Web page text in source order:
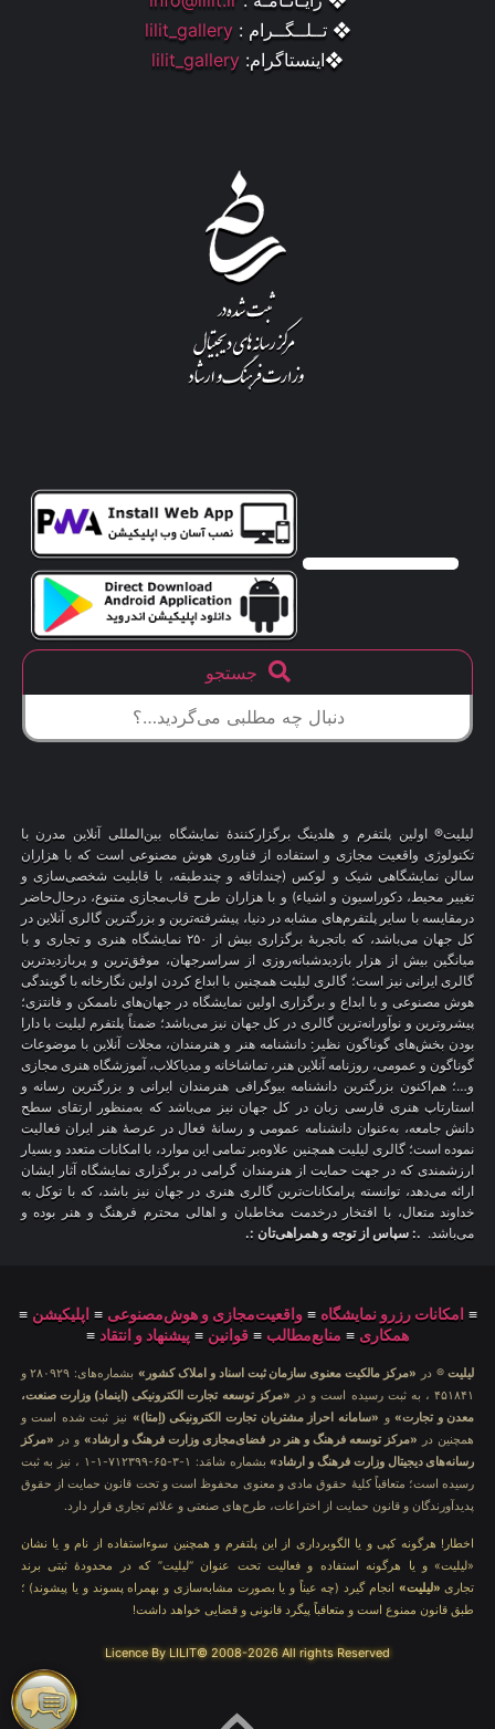
❖ تــلــگــرام : lilit_gallery
❖اینستاگرام: lilit_gallery
جستجو
لیلیت® اولین پلتفرم و هلدینگ برگزارکنندهٔ نمایشگاه بین‌المللی آنلاین مدرن با
تکنولوژی واقعیت مجازی و استفاده از فناوری هوش مصنوعی است که با هزاران
سالن نمایشگاهی شیک و لوکس (چنداتاقه و چندطبقه، با قابلیت شخصی‌سازی و
تغییر محیط، دکوراسیون و اشیاء) و با هزاران طرح قاب‌مجازی متنوع، درحال‌حاضر
درمقایسه با سایر پلتفرم‌های مشابه در دنیا، پیشرفته‌ترین و بزرگترین گالری آنلاین در
کل جهان می‌باشد، که باتجربهٔ برگزاری بیش از ۲۵۰ نمایشگاه هنری و تجاری و با
میانگین بیش از هزار بازدیدشبانه‌روزی از سراسرجهان، موفق‌ترین و پربازدیدترین
گالری ایرانی نیز است؛ گالری لیلیت همچنین با ابداع کردن اولین نگارخانه با گویندگی
هوش مصنوعی و با ابداع و برگزاری اولین نمایشگاه در جهان‌های ناممکن و فانتزی؛
پیشروترین و نوآورانه‌ترین گالری در کل جهان نیز می‌باشد؛ ضمناً پلتفرم لیلیت با دارا
بودن بخش‌های گوناگون نظیر: دانشنامه هنر و هنرمندان، مجلات آنلاین با موضوعات
گوناگون و عمومی، روزنامه آنلاین هنر، تماشاخانه و مدیاکلاب، آموزشگاه هنری مجازی
و…؛ هم‌اکنون بزرگترین دانشنامه بیوگرافی هنرمندان ایرانی و بزرگترین رسانه و
استارتاپ هنری فارسی زبان در کل جهان نیز می‌باشد که به‌منظور ارتقای سطح
دانش جامعه، به‌عنوان دانشنامه عمومی و رسانهٔ فعال در عرصهٔ هنر ایران فعالیت
نموده است؛ گالری لیلیت همچنین علاوه‌بر تمامی این موارد، با امکانات متعدد و بسیار
ارزشمندی که در جهت حمایت از هنرمندان گرامی در برگزاری نمایشگاه آثار ایشان
ارائه می‌دهد، توانسته پرامکانات‌ترین گالری هنری در جهان نیز باشد، که با توکل به
خداوند متعال، با افتخار درخدمت مخاطبان و اهالی محترم فرهنگ و هنر بوده و
می‌باشد. .: سپاس از توجه و همراهی‌تان :.
≡ امکانات رزرو نمایشگاه ≡واقعیت‌مجازی و هوش‌مصنوعی ≡ اپلیکیشن ≡
همکاری ≡ منابع‌مطالب ≡ قوانین ≡ پیشنهاد و انتقاد ≡
لیلیت® در «مرکز مالکیت معنوی سازمان ثبت اسناد و املاک کشور»
بشماره‌های: ۲۸۰۹۲۹ و
۴۵۱۸۴۱ ، به ثبت رسیده است و در
«مرکز توسعه تجارت الکترونیکی (اینماد) وزارت صنعت،
معدن و تجارت»و «سامانه احراز مشتریان تجارت الکترونیکی (اِمتا)» نیز ثبت شده است و
همچنین در «مرکز توسعه فرهنگ و هنر در فضای‌مجازی وزارت فرهنگ و ارشاد» و در «مرکز
رسانه‌های دیجیتال وزارت فرهنگ و ارشاد»
بشماره شامَد: ۱-۳-۶۵-۷۱۲۳۹۹-۱-۱ ، نیز به ثبت
رسیده است؛ متعاقباً کلیهٔ حقوق مادی و معنوی محفوظ است و تحت قانون حمایت از حقوق
پدیدآورندگان و قانون حمایت از اختراعات، طرح‌های صنعتی و علائم تجاری قرار دارد.
اخطار! هرگونه کپی و یا الگوبرداری از این پلتفرم و همچنین سوءاستفاده از نام و یا نشان
«لیلیت» و یا هرگونه استفاده و فعالیت تحت عنوان “لیلیت” که در محدودهٔ ثبتی برند
تجاری «لیلیت» انجام گیرد (چه عیناً و یا بصورت مشابه‌سازی و بهمراه پسوند و یا پیشوند) ؛
طبق قانون ممنوع است و متعاقباً پیگرد قانونی و قضایی خواهد داشت!
Licence By LILIT© 2008-2026 All rights Reserved